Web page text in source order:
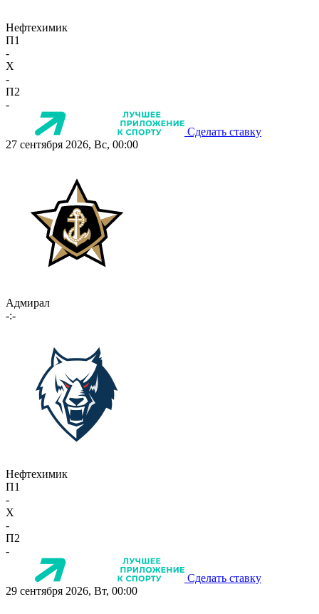
Нефтехимик
П1
-
X
-
П2
-
Сделать ставку
27 сентября 2026, Вс, 00:00
Адмирал
-:-
Нефтехимик
П1
-
X
-
П2
-
Сделать ставку
29 сентября 2026, Вт, 00:00